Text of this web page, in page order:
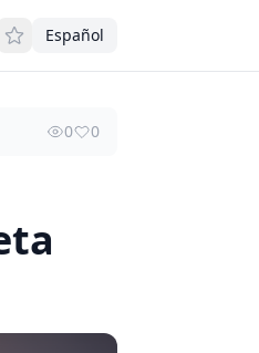
Español
0 0